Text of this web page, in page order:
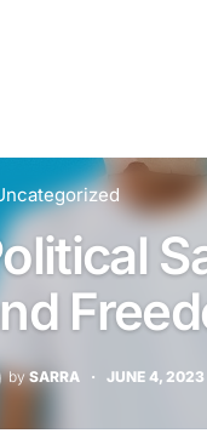
bySARRA · JUNE 4, 2023